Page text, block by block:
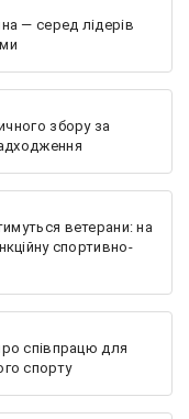
— серед лідерів
збору за
ветерани: на
спортивно-
співпрацю для
спорту